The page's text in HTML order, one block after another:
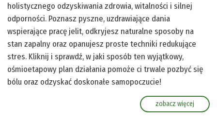
holistycznego odzyskiwania zdrowia, witalności i silnej
odporności. Poznasz pyszne, uzdrawiające dania
wspierające pracę jelit, odkryjesz naturalne sposoby na
stan zapalny oraz opanujesz proste techniki redukujące
stres. Kliknij i sprawdź, w jaki sposób ten wyjątkowy,
ośmioetapowy plan działania pomoże ci trwale pozbyć się
bólu oraz odzyskać doskonałe samopoczucie!
zobacz więcej